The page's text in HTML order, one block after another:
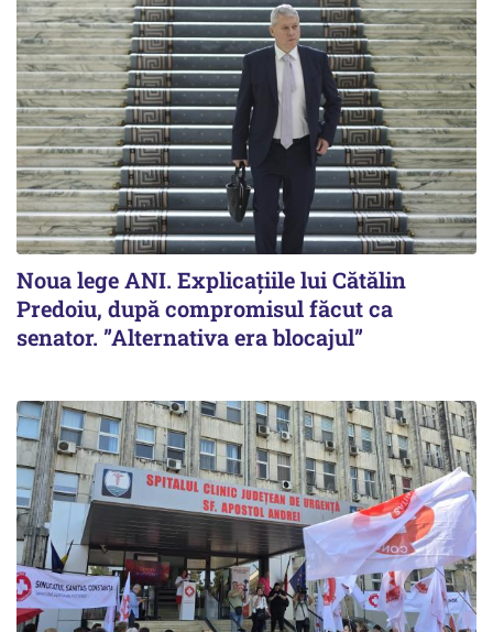
Noua lege ANI. Explicațiile lui Cătălin
Predoiu, după compromisul făcut ca
senator. ”Alternativa era blocajul”